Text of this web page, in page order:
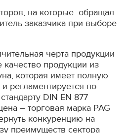
на которые обращал
заказчика при выборе
черта продукции
качество продукции из
которая имеет полную
регламентируется по
DIN EN 877
– торговая марка PAG
конкуренцию на
преимуществ сектора